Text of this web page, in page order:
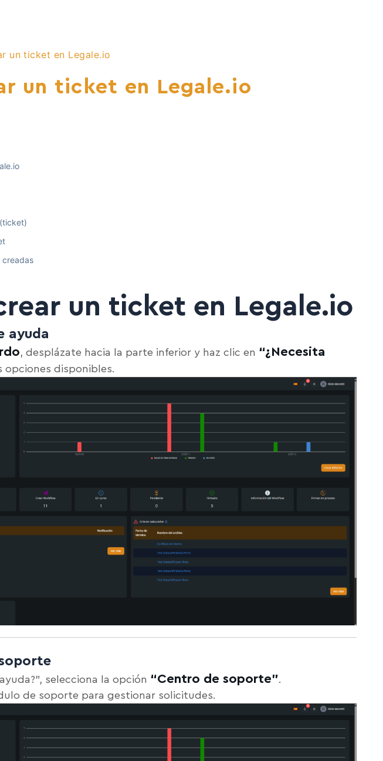
un ticket en Legale.io
un ticket en Legale.io
creadas
un ticket en Legale.io
ayuda
, desplázate hacia la parte inferior y haz clic en “¿Necesita
opciones disponibles.
selecciona la opción “Centro de soporte”.
de soporte para gestionar solicitudes.